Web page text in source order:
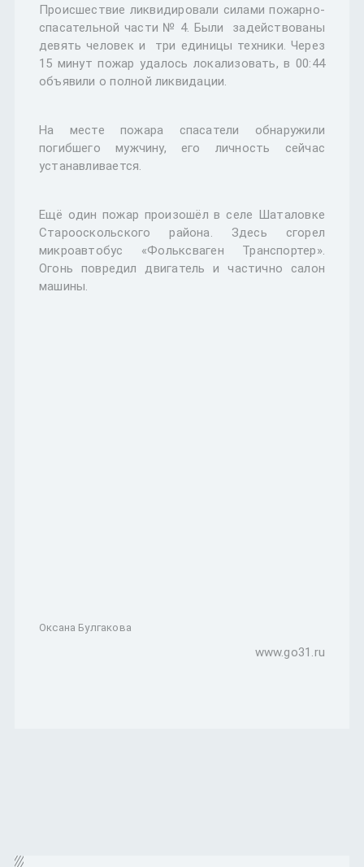
Происшествие ликвидировали силами пожарно-
спасательной части № 4. Были задействованы
девять человек и три единицы техники. Через
15 минут пожар удалось локализовать, в 00:44
объявили о полной ликвидации.
На месте пожара спасатели обнаружили
погибшего мужчину, его личность сейчас
устанавливается.
Ещё один пожар произошёл в селе Шаталовке
Старооскольского района. Здесь сгорел
микроавтобус «Фольксваген Транспортер».
Огонь повредил двигатель и частично салон
машины.
Оксана Булгакова
www.go31.ru